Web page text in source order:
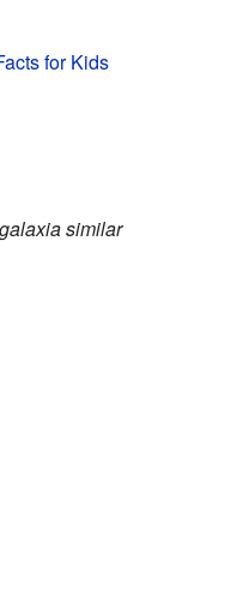
for Kids
galaxia similar